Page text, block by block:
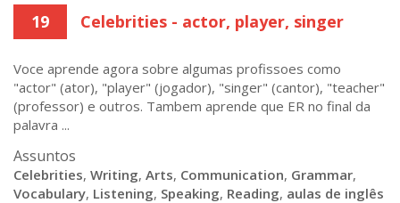
19 Celebrities - actor, player, singer
Voce aprende agora sobre algumas profissoes como
"actor" (ator), "player" (jogador), "singer" (cantor), "teacher"
(professor) e outros. Tambem aprende que ER no final da
palavra ...
Assuntos
Celebrities, Writing, Arts, Communication, Grammar,
Vocabulary, Listening, Speaking, Reading, aulas de inglês